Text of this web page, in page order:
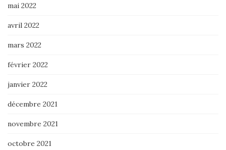
mai 2022
avril 2022
mars 2022
février 2022
janvier 2022
décembre 2021
novembre 2021
octobre 2021